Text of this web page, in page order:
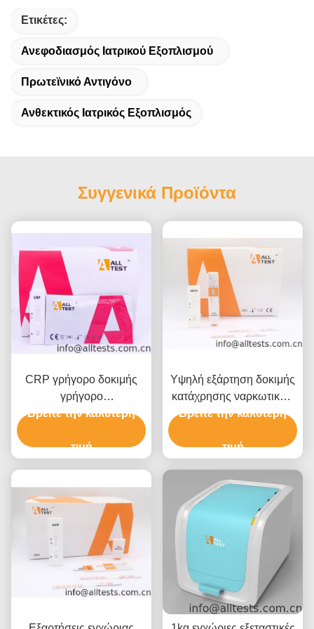
Ετικέτες:
Ανεφοδιασμός Ιατρικού Εξοπλισμού
Πρωτεϊνικό Αντιγόνο
Ανθεκτικός Ιατρικός Εξοπλισμός
Συγγενικά Προϊόντα
CRP γρήγορο δοκιμής
γρήγορο
χρωματογραφικό
αίματος κασετών
Βρείτε την καλύτερη
τιμή
Υψηλή εξάρτηση δοκιμής
κατάχρησης ναρκωτικών
ουσιών
Methylenedioxypyrovalerone
ευαισθησίας (MDPV)
Βρείτε την καλύτερη
τιμή